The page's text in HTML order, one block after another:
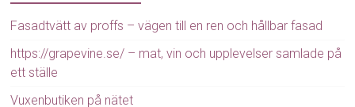
Fasadtvätt av proffs – vägen till en ren och hållbar fasad
https://grapevine.se/ – mat, vin och upplevelser samlade på
ett ställe
Vuxenbutiken på nätet